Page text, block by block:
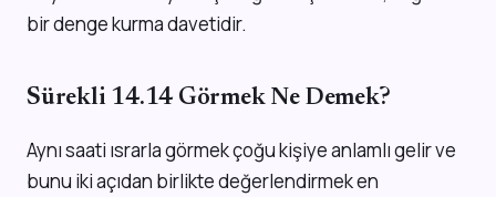
bir denge kurma davetidir.
Sürekli 14.14 Görmek Ne Demek?
Aynı saati ısrarla görmek çoğu kişiye anlamlı gelir ve
bunu iki açıdan birlikte değerlendirmek en